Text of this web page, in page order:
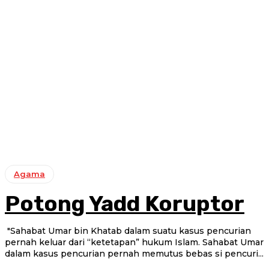
Agama
Potong Yadd Koruptor
"Sahabat Umar bin Khatab dalam suatu kasus pencurian
pernah keluar dari “ketetapan” hukum Islam. Sahabat Umar
dalam kasus pencurian pernah memutus bebas si pencuri...